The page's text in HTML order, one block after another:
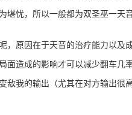
堪忧，所以一般都为双圣巫一天音
，原因在于天音的治疗能力以
面造成的影响才可以减少翻车几
敌我的输出（尤其在对方输出